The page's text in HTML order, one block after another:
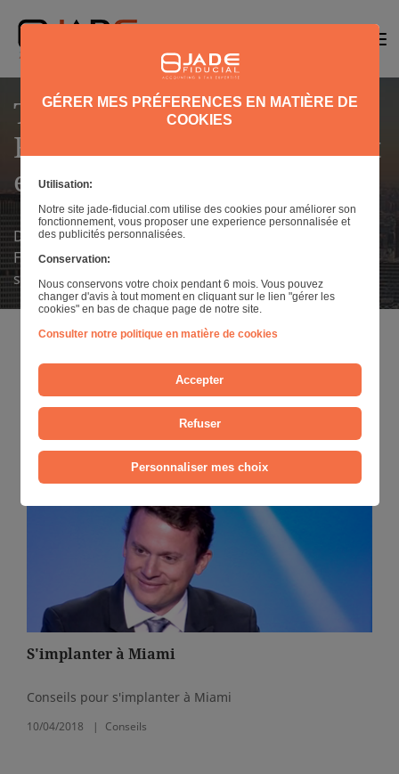
Toute l'actualité de JADE
FIDUCIAL aux États-Unis et
en France
Découvrez l'actualité, les conseils et l'agenda pour les
Français, particuliers et entreprises, installés ou
souhaitant s'installer aux USA
Ces informations sont à titre indicatif. Nous vous
invitons à contacter nos experts pour tout
renseignement sur les sujets abordés
S'implanter à Miami
Conseils pour s'implanter à Miami
10/04/2018 Conseils
GÉRER MES PRÉFERENCES EN MATIÈRE DE
COOKIES
Utilisation:
Notre site jade-fiducial.com utilise des cookies pour améliorer son
fonctionnement, vous proposer une experience personnalisée et
des publicités personnalisées.
Conservation:
Nous conservons votre choix pendant 6 mois. Vous pouvez
changer d'avis à tout moment en cliquant sur le lien "gérer les
cookies" en bas de chaque page de notre site.
Consulter notre politique en matière de cookies
Accepter
Refuser
Personnaliser mes choix